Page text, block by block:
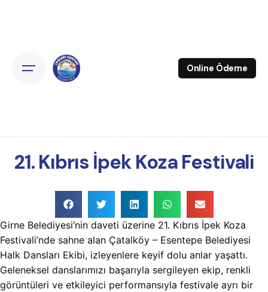
Online Ödeme
21. Kıbrıs İpek Koza Festivali
Girne Belediyesi’nin daveti üzerine 21. Kıbrıs İpek Koza
Festivali’nde sahne alan Çatalköy – Esentepe Belediyesi
Halk Dansları Ekibi, izleyenlere keyif dolu anlar yaşattı.
Geleneksel danslarımızı başarıyla sergileyen ekip, renkli
görüntüleri ve etkileyici performansıyla festivale ayrı bir